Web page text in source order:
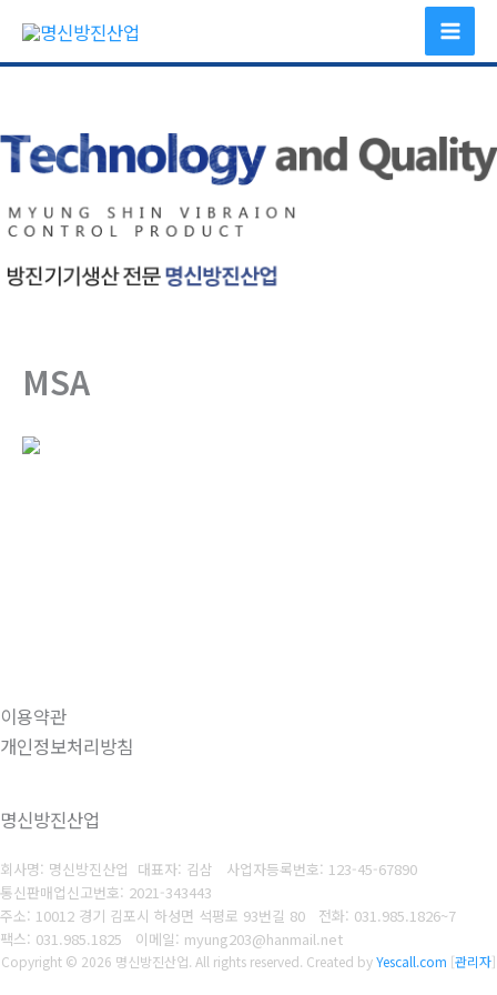
츠
건
너
기
MSA
이용약관
개인정보처리방침
명신방진산업
회사명: 명신방진산업 대표자: 김삼 사업자등록번호: 123-45-67890
통신판매업신고번호: 2021-343443
주소: 10012 경기 김포시 하성면 석평로 93번길 80 전화: 031.985.1826~7
팩스: 031.985.1825
이메일: myung203@hanmail.net
Copyright © 2026 명신방진산업. All rights reserved. Created byYescall.com [관리자]